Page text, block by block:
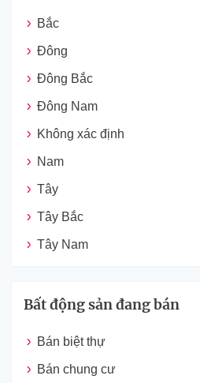
Bắc
Đông
Đông Bắc
Đông Nam
Không xác định
Nam
Tây
Tây Bắc
Tây Nam
Bất động sản đang bán
Bán biệt thự
Bán chung cư